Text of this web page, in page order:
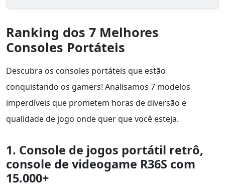
Ranking dos 7 Melhores
Consoles Portáteis
Descubra os consoles portáteis que estão
conquistando os gamers! Analisamos 7 modelos
imperdíveis que prometem horas de diversão e
qualidade de jogo onde quer que você esteja.
1. Console de jogos portátil retrô,
console de videogame R36S com
15.000+